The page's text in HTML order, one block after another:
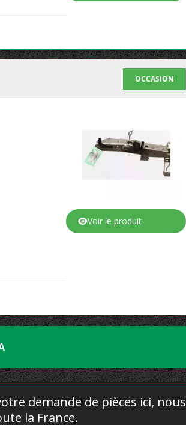
OCCASION
Voir le produit
demande de pièces ici, nous
la France.